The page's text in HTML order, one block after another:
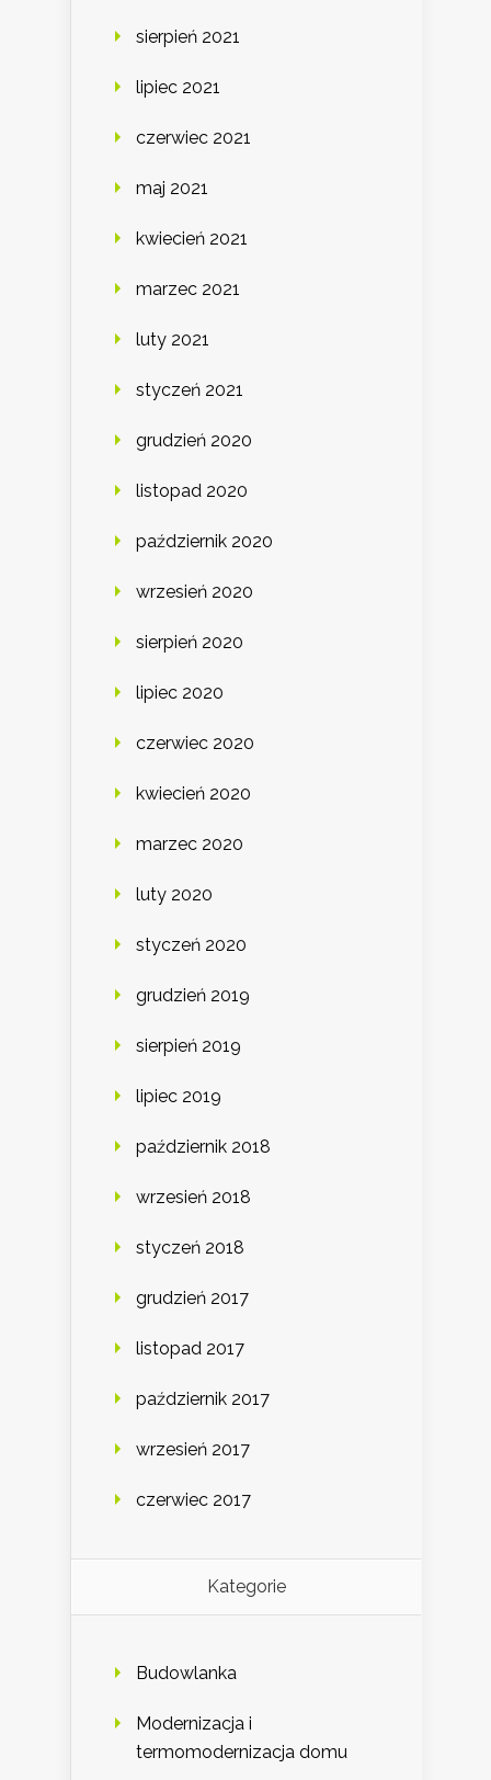
sierpień 2021
lipiec 2021
czerwiec 2021
maj 2021
kwiecień 2021
marzec 2021
luty 2021
styczeń 2021
grudzień 2020
listopad 2020
październik 2020
wrzesień 2020
sierpień 2020
lipiec 2020
czerwiec 2020
kwiecień 2020
marzec 2020
luty 2020
styczeń 2020
grudzień 2019
sierpień 2019
lipiec 2019
październik 2018
wrzesień 2018
styczeń 2018
grudzień 2017
listopad 2017
październik 2017
wrzesień 2017
czerwiec 2017
Kategorie
Budowlanka
Modernizacja i
termomodernizacja domu